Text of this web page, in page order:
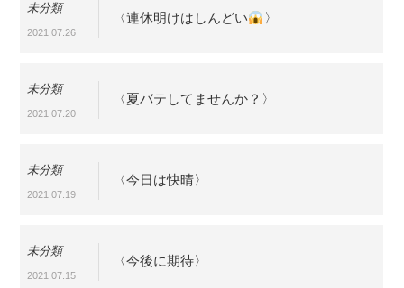
未分類
2021.07.26
〈連休明けはしんどい 〉
未分類
2021.07.20
〈夏バテしてませんか？〉
未分類
2021.07.19
〈今日は快晴〉
未分類
2021.07.15
〈今後に期待〉